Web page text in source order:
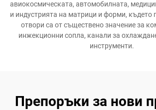
авиокосмическата, автомобилната,
и индустрията на матрици и форми, където
отвори са от съществено значение за
инжекционни сопла, канали за
инструменти.
Препоръки за нови